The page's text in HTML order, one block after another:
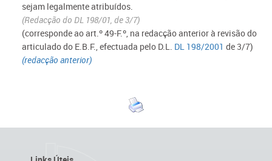
sejam legalmente atribuídos.
(Redacção do DL 198/01, de 3/7)
(corresponde ao art.º 49-F.º, na redacção anterior à revisão do
articulado do E.B.F., efectuada pelo D.L. DL 198/2001 de 3/7)
(redacção anterior)